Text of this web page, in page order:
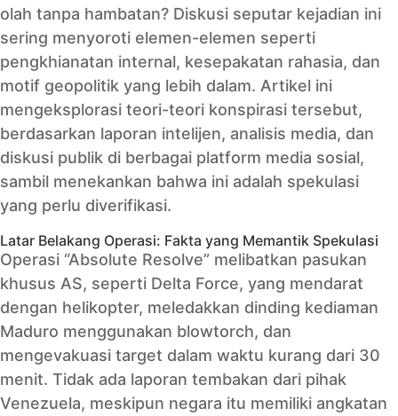
olah tanpa hambatan? Diskusi seputar kejadian ini
sering menyoroti elemen-elemen seperti
pengkhianatan internal, kesepakatan rahasia, dan
motif geopolitik yang lebih dalam. Artikel ini
mengeksplorasi teori-teori konspirasi tersebut,
berdasarkan laporan intelijen, analisis media, dan
diskusi publik di berbagai platform media sosial,
sambil menekankan bahwa ini adalah spekulasi
yang perlu diverifikasi.
Latar Belakang Operasi: Fakta yang Memantik Spekulasi
Operasi “Absolute Resolve” melibatkan pasukan
khusus AS, seperti Delta Force, yang mendarat
dengan helikopter, meledakkan dinding kediaman
Maduro menggunakan blowtorch, dan
mengevakuasi target dalam waktu kurang dari 30
menit. Tidak ada laporan tembakan dari pihak
Venezuela, meskipun negara itu memiliki angkatan